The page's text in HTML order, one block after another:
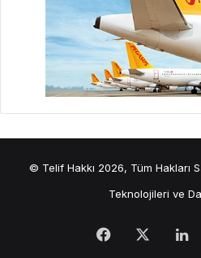
© Telif Hakkı 2026, Tüm Hakları
Teknolojileri ve
Facebook